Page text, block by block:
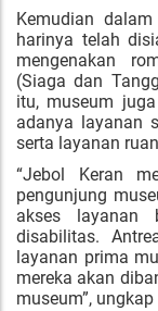
Kemudian
harinya telah
mengenakan
(Siaga dan
itu, museum
adanya layanan
serta layanan
“Jebol Keran
pengunjung
akses layanan
disabilitas.
layanan prima
mereka akan
museum”,